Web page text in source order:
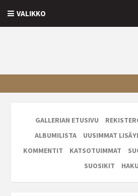
VALIKKO
GALLERIAN ETUSIVU
ALBUMILISTA
UUSIMMAT
KOMMENTIT
KATSOTUIMMAT
SUOSIKIT
HAKU